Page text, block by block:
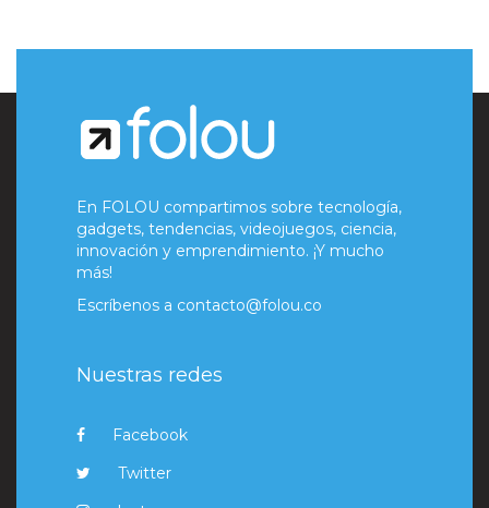
En FOLOU compartimos sobre tecnología,
gadgets, tendencias, videojuegos, ciencia,
innovación y emprendimiento. ¡Y mucho
más!
Escríbenos a contacto@folou.co
Nuestras redes
Facebook
Twitter